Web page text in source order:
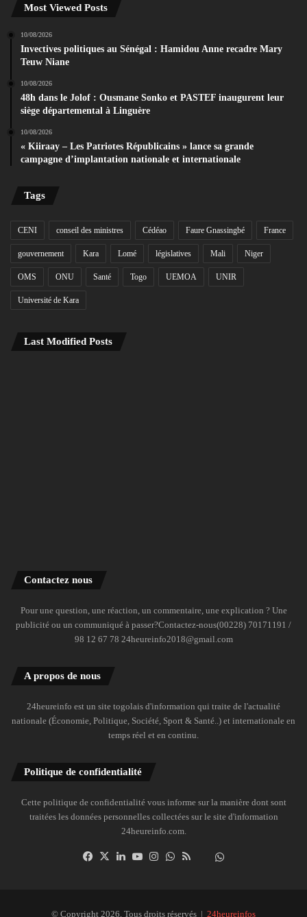
Most Viewed Posts
10/08/2026
Invectives politiques au Sénégal : Hamidou Anne recadre Mary
Teuw Niane
10/08/2026
48h dans le Jolof : Ousmane Sonko et PASTEF inaugurent leur
siège départemental à Linguère
10/08/2026
« Kiiraay – Les Patriotes Républicains » lance sa grande
campagne d’implantation nationale et internationale
Tags
CENI conseil des ministres Cédéao Faure Gnassingbé France
gouvernement Kara Lomé législatives Mali Niger
OMS ONU Santé Togo UEMOA UNIR
Université de Kara
Last Modified Posts
Contactez nous
Pour une question, une réaction, un commentaire, une explication ? Une
publicité ou un communiqué à passer?Contactez-nous(00228) 70171191 /
98 12 67 78 24heureinfo2018@gmail.com
A propos de nous
24heureinfo est un site togolais d'information qui traite de l'actualité
nationale (Économie, Politique, Société, Sport & Santé..) et internationale en
temps réel et en continu.
Politique de confidentialité
Cette politique de confidentialité vous informe sur la manière dont sont
traitées les données personnelles collectées sur le site d'information
24heureinfo.com.
Facebook
X LinkedinYouTubeInstagramWhatsAppDailymotion
© Copyright 2026, Tous droits réservés | 24heureinfos